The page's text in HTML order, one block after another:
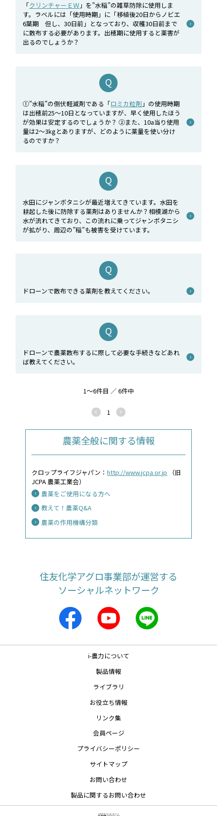
「クリンチャーＥＷ 」を”水稲”の雑草防除に使用しま
す。ラベルには「使用時期」に「移植後20日からノビエ
6葉期 但し、30日前」となっており、収穫30日前まで
に散布する必要があります。出穂期に使用すると薬害が
出るのでしょうか？
①”水稲”の倒伏軽減剤である「ロミカ粒剤 」の使用時期
は出穂前25～10日となっていますが、早く使用したほう
が効果は安定するのでしょうか？ ②また、10a当り使用
量は2～3kgとありますが、どのように薬量を使い分け
るのですか？
水田にジャンボタニシが最近増えてきています。水田を
耕起した後に防除する薬剤はありませんか？相模湖から
水が流れてきており、この流れに乗ってジャンボタニシ
が拡がり、周辺の”稲”も被害を受けています。
ドローンで散布できる薬剤を教えてください。
ドローンで農薬散布するに際して必要な手続きなどあれ
ば教えてください。
1～6件目 ／ 6件中
1
農薬全般に関する情報
クロップライフジャパン：http://www.jcpa.or.jp （旧
JCPA 農薬工業会）
農薬をご使用になる方へ
教えて！農薬Q&A
農薬の作用機構分類
住友化学アグロ事業部が運営する
ソーシャルネットワーク
i-農力について
製品情報
ライブラリ
お役立ち情報
リンク集
会員ページ
プライバシーポリシー
サイトマップ
お問い合わせ
製品に関するお問い合わせ